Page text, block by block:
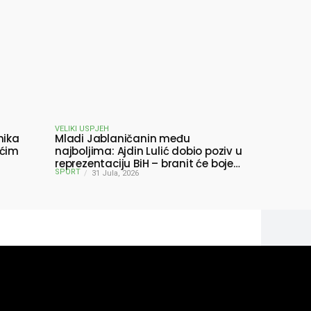
VELIKI USPJEH
Mladi Jablaničanin među
najboljima: Ajdin Lulić dobio poziv u
reprezentaciju BiH – branit će boje
BiH na Slovenia Ball
SPORT 31 Jula, 2026